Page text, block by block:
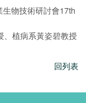
物技術研討會17th
、植病系黃姿碧教授
回列表